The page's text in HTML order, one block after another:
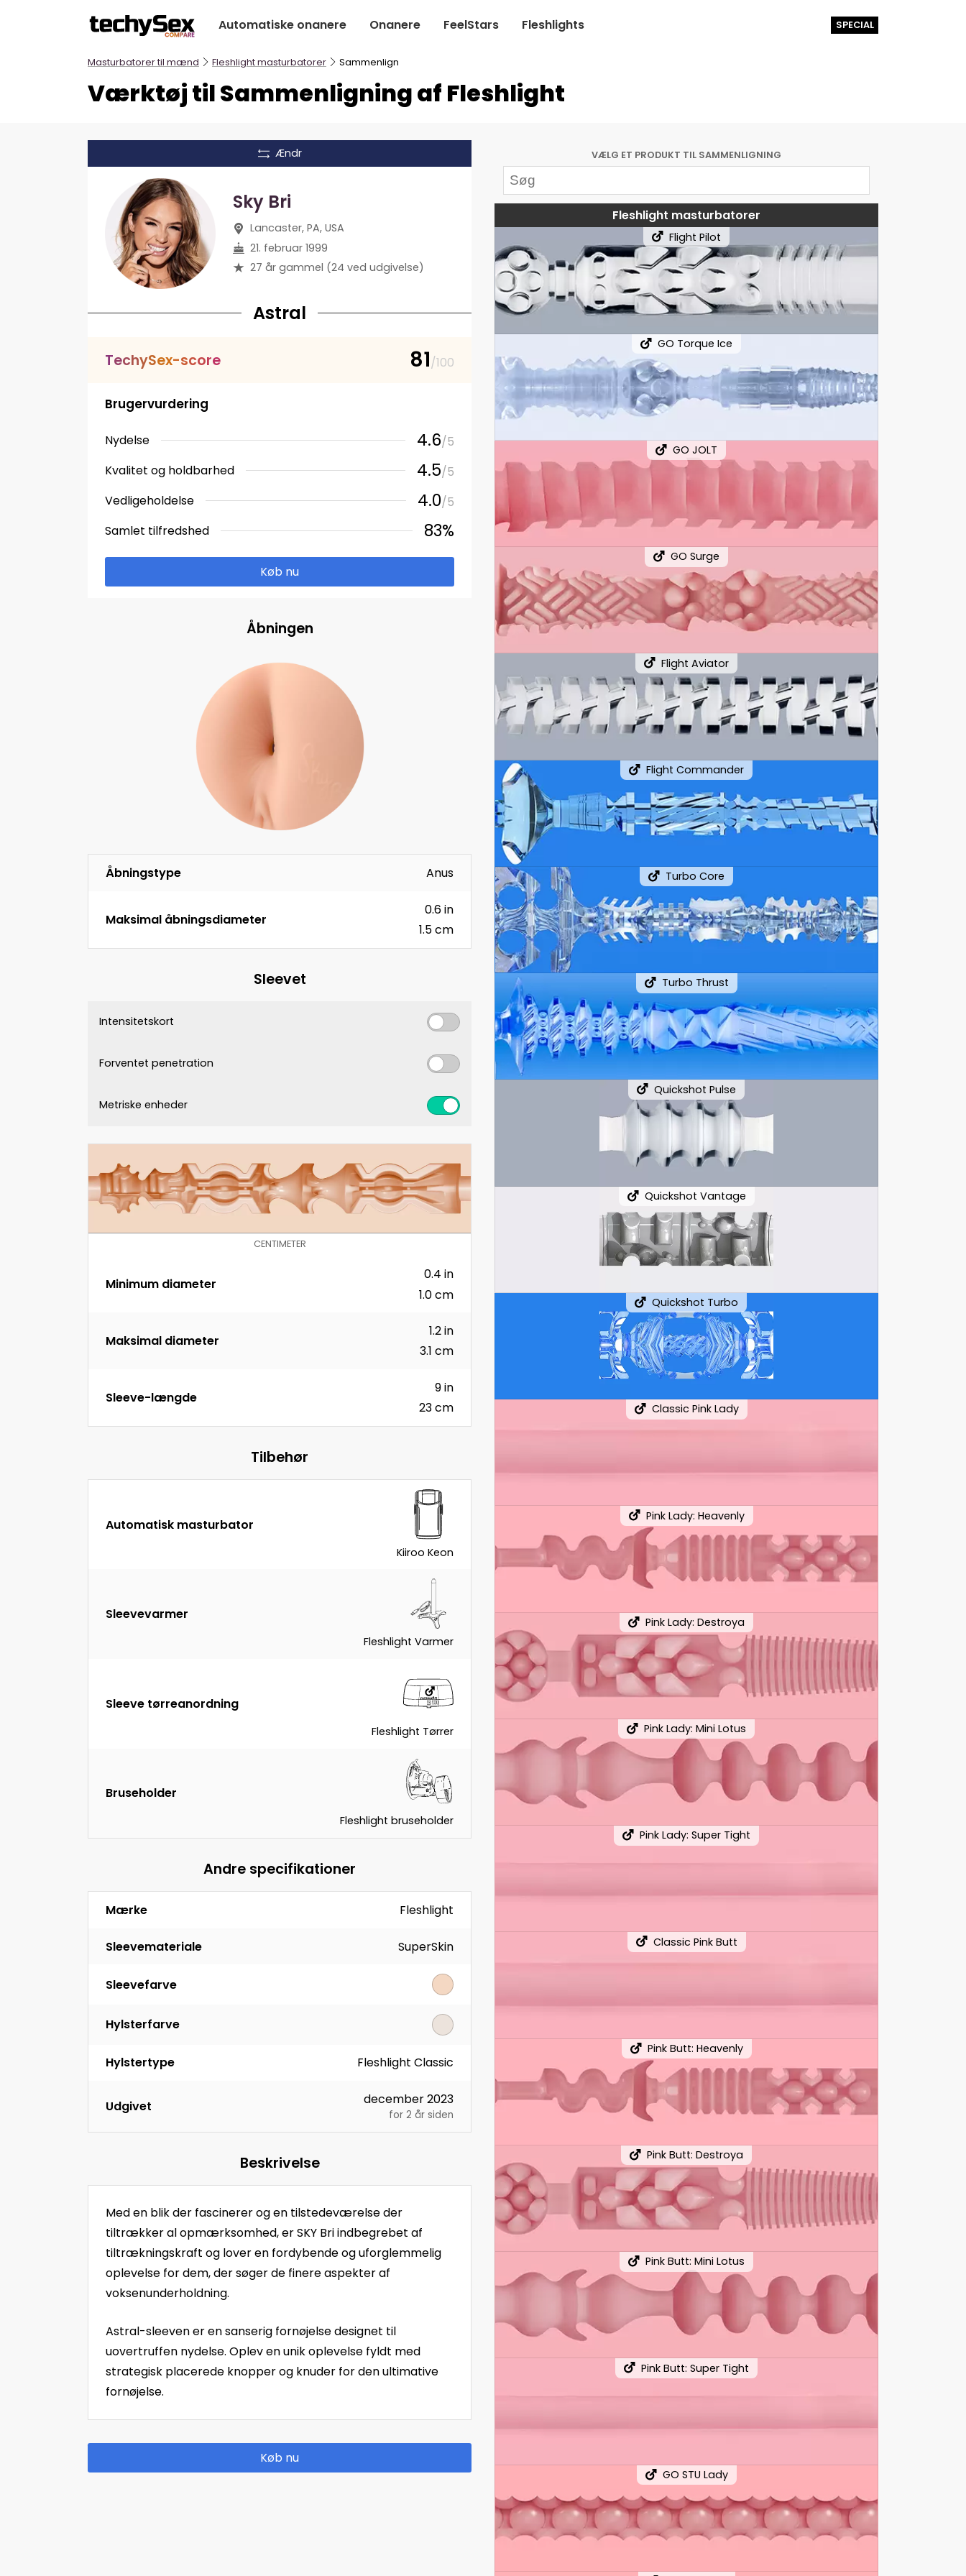
Automatiske onanere Onanere FeelStars Fleshlights SPECIAL
Masturbatorer til mænd Fleshlight masturbatorer Sammenlign
Værktøj til Sammenligning af Fleshlight
VÆLG ET PRODUKT TIL SAMMENLIGNING
Fleshlight masturbatorer
Flight Pilot
GO Torque Ice
GO JOLT
GO Surge
Flight Aviator
Flight Commander
Turbo Core
Turbo Thrust
Quickshot Pulse
Quickshot Vantage
Quickshot Turbo
Classic Pink Lady
Pink Lady: Heavenly
Pink Lady: Destroya
Pink Lady: Mini Lotus
Pink Lady: Super Tight
Classic Pink Butt
Pink Butt: Heavenly
Pink Butt: Destroya
Pink Butt: Mini Lotus
Pink Butt: Super Tight
GO STU Lady
Ændr
Sky Bri
Lancaster, PA, USA
21. februar 1999
27 år gammel (24 ved udgivelse)
Astral
TechySex-score 81/100
Brugervurdering
Nydelse 4.6/5
Kvalitet og holdbarhed
4.5/5
Vedligeholdelse
4.0/5
Samlet tilfredshed
83%
Køb nu
Åbningen
Åbningstype Anus
Maksimal åbningsdiameter
0.6 in
1.5 cm
Sleevet
Intensitetskort
Forventet penetration
Metriske enheder
CENTIMETER
Minimum diameter
0.4 in
1.0 cm
Maksimal diameter
1.2 in
3.1 cm
Sleeve-længde
9 in
23 cm
Tilbehør
Automatisk masturbator
Kiiroo Keon
Sleevevarmer
Fleshlight Varmer
Sleeve tørreanordning
Fleshlight Tørrer
Bruseholder
Fleshlight bruseholder
Andre specifikationer
Mærke Fleshlight
Sleevemateriale SuperSkin
Sleevefarve
Hylsterfarve
Hylstertype Fleshlight Classic
Udgivet december 2023
for 2 år siden
Beskrivelse
Med en blik der fascinerer og en tilstedeværelse der
tiltrækker al opmærksomhed, er SKY Bri indbegrebet af
tiltrækningskraft og lover en fordybende og uforglemmelig
oplevelse for dem, der søger de finere aspekter af
voksenunderholdning.
Astral-sleeven er en sanserig fornøjelse designet til
uovertruffen nydelse. Oplev en unik oplevelse fyldt med
strategisk placerede knopper og knuder for den ultimative
fornøjelse.
Køb nu